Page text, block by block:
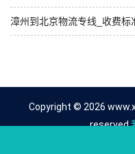
漳州到北京物流专线_收费标
Copyright © 2026
reserved.